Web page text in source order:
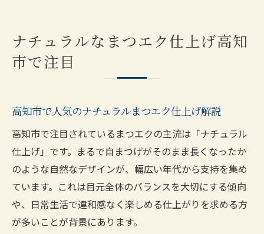
ナチュラルなまつエク仕上げ高知
市で注目
高知市で人気のナチュラルまつエク仕上げ解説
高知市で注目されているまつエクの主流は「ナチュラル
仕上げ」です。まるで自まつげがそのまま長くなったか
のような自然なデザインが、幅広い年代から支持を集め
ています。これは目元全体のバランスを大切にする傾向
や、日常生活で違和感なく楽しめる仕上がりを求める方
が多いことが背景にあります。